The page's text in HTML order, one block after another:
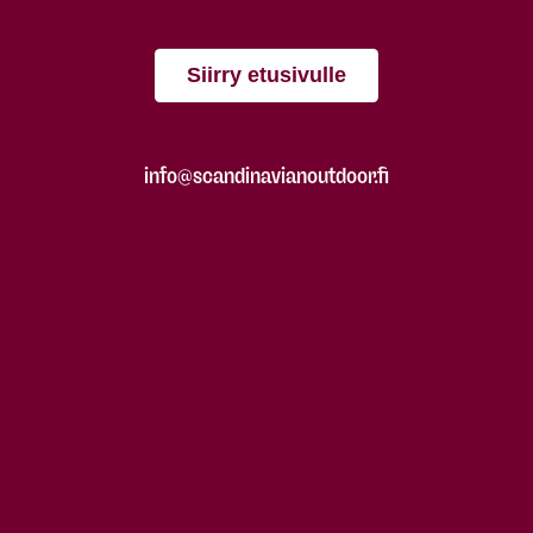
Siirry etusivulle
info@scandinavianoutdoor.fi